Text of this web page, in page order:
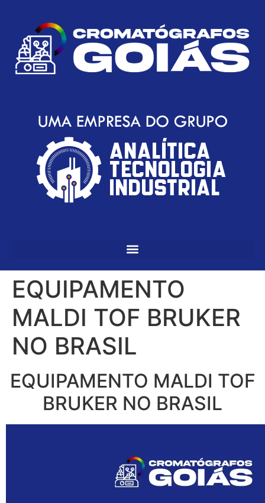
EQUIPAMENTO
MALDI TOF BRUKER
NO BRASIL
EQUIPAMENTO MALDI TOF
BRUKER NO BRASIL